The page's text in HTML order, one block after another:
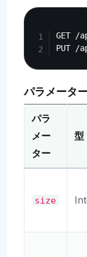
GET /
パラメータ
パラ
メー
ター
型
size